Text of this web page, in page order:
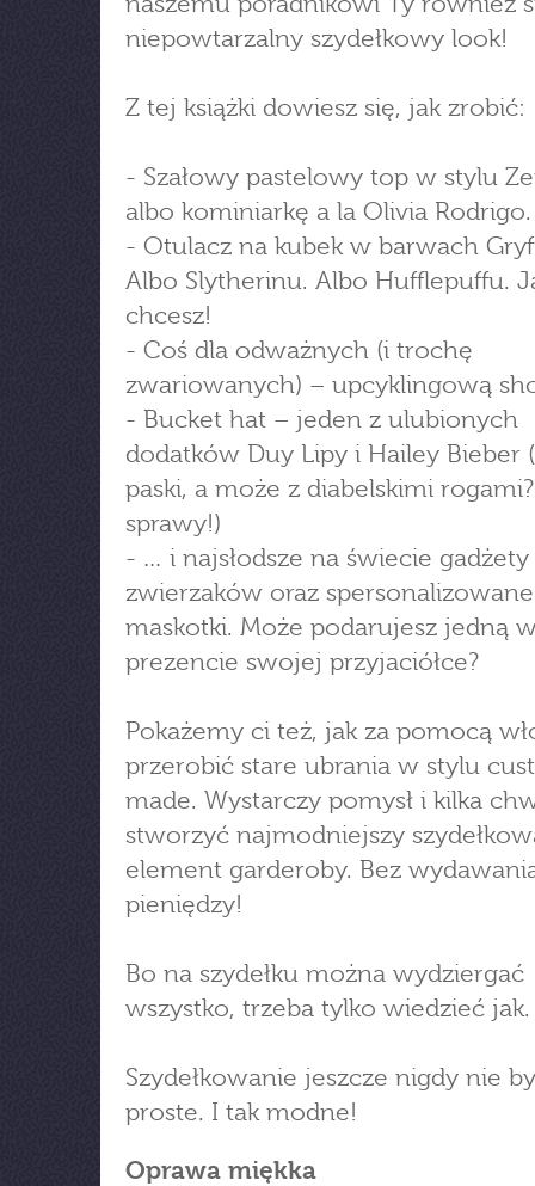
niepowtarzalny szydełkowy look!
Z tej książki dowiesz się, jak zrobić:
- Szałowy pastelowy top w stylu
albo kominiarkę a la Olivia Rodrigo.
- Otulacz na kubek w barwach
Albo Slytherinu. Albo Hufflepuffu.
chcesz!
- Coś dla odważnych (i trochę
zwariowanych) – upcyklingową
- Bucket hat – jeden z ulubionych
dodatków Duy Lipy i Hailey Bieber
paski, a może z diabelskimi
sprawy!)
- … i najsłodsze na świecie gadżety
zwierzaków oraz spersonalizowane
maskotki. Może podarujesz jedną
prezencie swojej przyjaciółce?
Pokażemy ci też, jak za pomocą
przerobić stare ubrania w stylu
made. Wystarczy pomysł i kilka
stworzyć najmodniejszy
element garderoby. Bez
pieniędzy!
Bo na szydełku można wydziergać
wszystko, trzeba tylko wiedzieć jak.
Szydełkowanie jeszcze nigdy nie
proste. I tak modne!
Oprawa miękka